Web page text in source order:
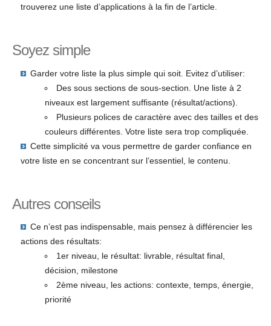
trouverez une liste d’applications à la fin de l’article.
Soyez simple
Garder votre liste la plus simple qui soit. Evitez d’utiliser:
Des sous sections de sous-section. Une liste à 2
niveaux est largement suffisante (résultat/actions).
Plusieurs polices de caractère avec des tailles et des
couleurs différentes. Votre liste sera trop compliquée.
Cette simplicité va vous permettre de garder confiance en
votre liste en se concentrant sur l’essentiel, le contenu.
Autres conseils
Ce n’est pas indispensable, mais pensez à différencier les
actions des résultats:
1er niveau, le résultat: livrable, résultat final,
décision, milestone
2ème niveau, les actions: contexte, temps, énergie,
priorité